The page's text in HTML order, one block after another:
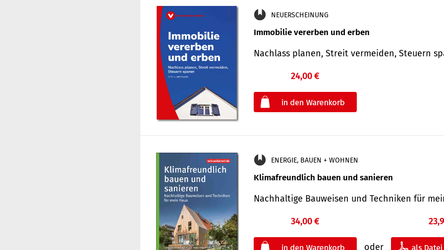
NEUERSCHEINUNG
Immobilie vererben und erben
Nachlass planen, Streit vermeiden, Steuern
24,00 €
ENERGIE, BAUEN + WOHNEN
Klimafreundlich bauen und sanieren
Nachhaltige Bauweisen und Techniken für
34,00 €
oder